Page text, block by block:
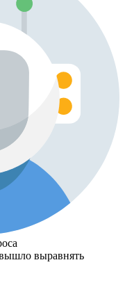
выравнять